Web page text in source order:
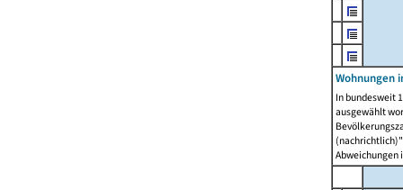
Wohnungen
In bundesweit
ausgewählt
Abweichungen